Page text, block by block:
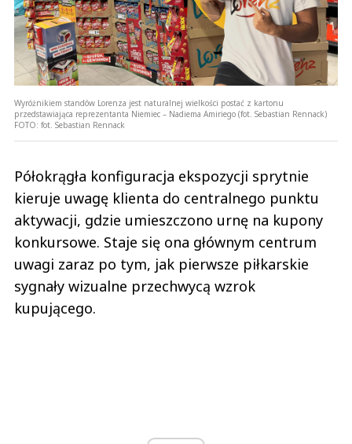
Wyróżnikiem standów Lorenza jest naturalnej wielkości postać z kartonu
przedstawiająca reprezentanta Niemiec – Nadiema Amiriego (fot. Sebastian Rennack)
FOTO: fot. Sebastian Rennack
Półokrągła konfiguracja ekspozycji sprytnie
kieruje uwagę klienta do centralnego punktu
aktywacji, gdzie umieszczono urnę na kupony
konkursowe. Staje się ona głównym centrum
uwagi zaraz po tym, jak pierwsze piłkarskie
sygnały wizualne przechwycą wzrok
kupującego.